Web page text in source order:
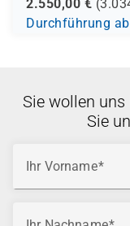
2.550,00 € (
Durchführung
Sie wollen
Sie
Ihr Vorname